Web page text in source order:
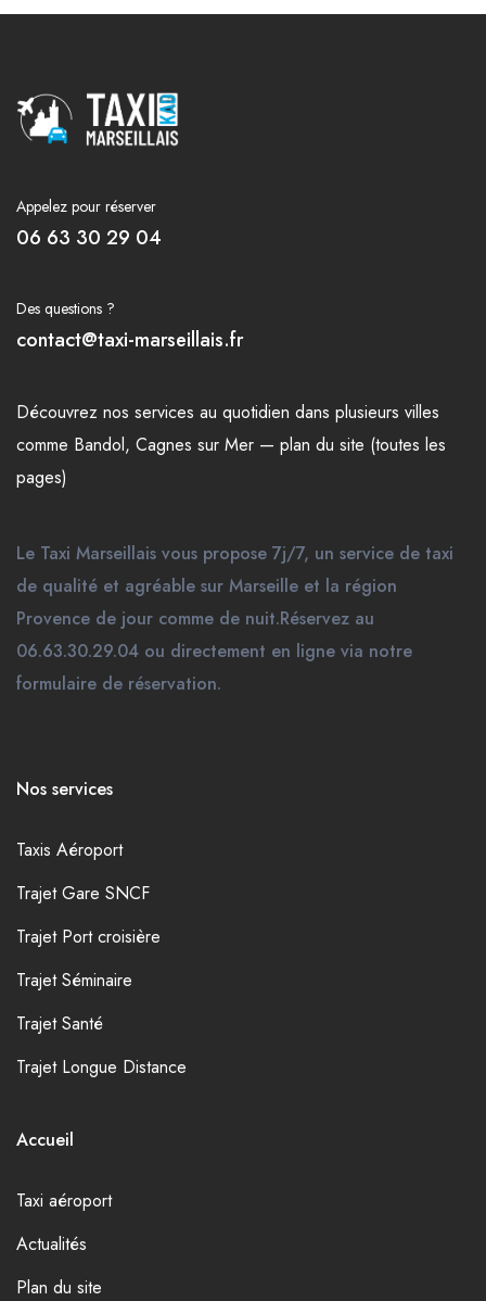
Appelez pour réserver
06 63 30 29 04
Des questions ?
contact@taxi-marseillais.fr
Découvrez nos services au quotidien dans plusieurs villes
comme Bandol, Cagnes sur Mer — plan du site (toutes les
pages)
Le Taxi Marseillais vous propose 7j/7, un service de taxi
de qualité et agréable sur Marseille et la région
Provence de jour comme de nuit.Réservez au
06.63.30.29.04 ou directement en ligne via notre
formulaire de réservation.
Nos services
Taxis Aéroport
Trajet Gare SNCF
Trajet Port croisière
Trajet Séminaire
Trajet Santé
Trajet Longue Distance
Accueil
Taxi aéroport
Actualités
Plan du site